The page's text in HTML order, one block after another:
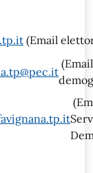
(Email
(Email